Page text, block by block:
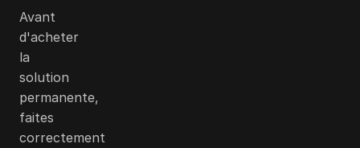
Avant
d'acheter
la
solution
permanente,
faites
correctement